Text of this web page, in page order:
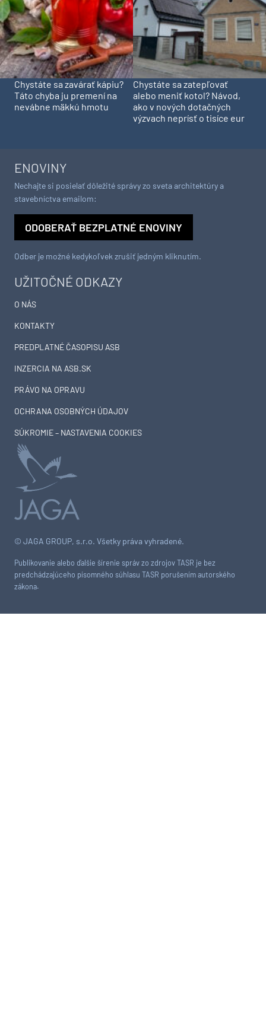
Chystáte sa zavárať kápiu?
Táto chyba ju premení na
nevábne mäkkú hmotu
Chystáte sa zatepľovať
alebo meniť kotol? Návod,
ako v nových dotačných
výzvach neprísť o tisíce eur
© JAGA GROUP, s.r.o. Všetky práva vyhradené.
Publikovanie alebo ďalšie šírenie správ zo zdrojov TASR je bez
predchádzajúceho písomného súhlasu TASR porušením autorského
zákona.
UŽITOČNÉ ODKAZY
O NÁS
KONTAKTY
PREDPLATNÉ ČASOPISU ASB
INZERCIA NA ASB.SK
PRÁVO NA OPRAVU
OCHRANA OSOBNÝCH ÚDAJOV
SÚKROMIE – NASTAVENIA COOKIES
ENOVINY
Nechajte si posielať dôležité správy zo sveta architektúry a
stavebníctva emailom:
ODOBERAŤ BEZPLATNÉ ENOVINY
Odber je možné kedykoľvek zrušiť jedným kliknutím.